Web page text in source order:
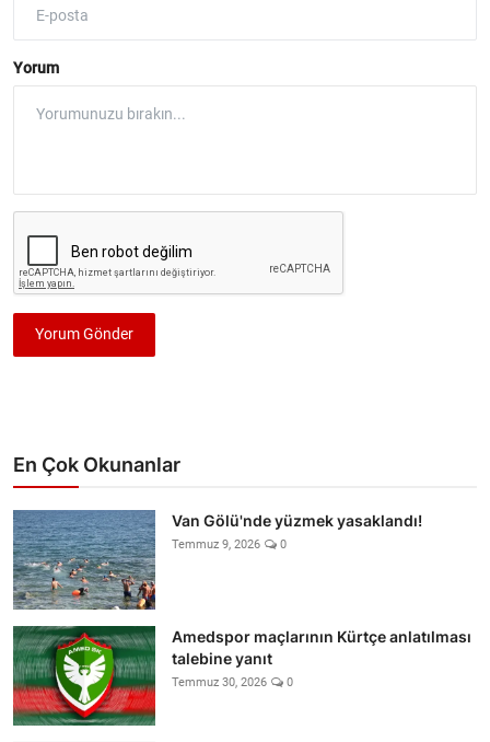
Yorum
Yorum Gönder
En Çok Okunanlar
Van Gölü'nde yüzmek yasaklandı!
Temmuz 9, 2026 0
Amedspor maçlarının Kürtçe anlatılması
talebine yanıt
Temmuz 30, 2026 0